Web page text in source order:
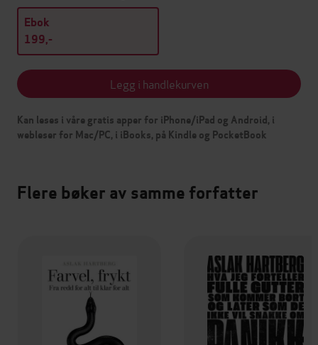
Ebok
199,-
Legg i handlekurven
Kan leses i våre gratis apper for iPhone/iPad og Android, i
webleser for Mac/PC, i iBooks, på Kindle og PocketBook
Flere bøker av samme forfatter